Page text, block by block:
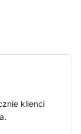
klienci